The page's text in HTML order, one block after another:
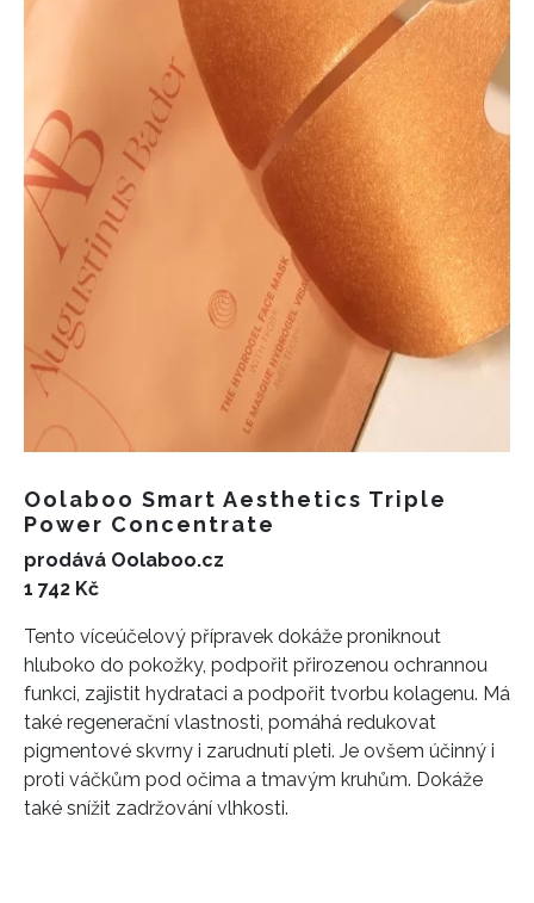
Oolaboo Smart Aesthetics Triple
Power Concentrate
prodává Oolaboo.cz
1 742 Kč
Tento víceúčelový přípravek dokáže proniknout
hluboko do pokožky, podpořit přirozenou ochrannou
funkci, zajistit hydrataci a podpořit tvorbu kolagenu. Má
také regenerační vlastnosti, pomáhá redukovat
pigmentové skvrny i zarudnutí pleti. Je ovšem účinný i
proti váčkům pod očima a tmavým kruhům. Dokáže
také snížit zadržování vlhkosti.